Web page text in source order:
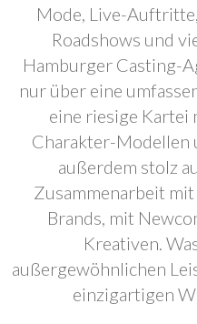
Mode, Live-
Roadshows und
Hamburger Casting-
nur über eine
eine riesige Kartei
Charakter-Modellen
außerdem stolz
Zusammenarbeit
Brands, mit
Kreativen.
außergewöhnlichen
einzigartigen